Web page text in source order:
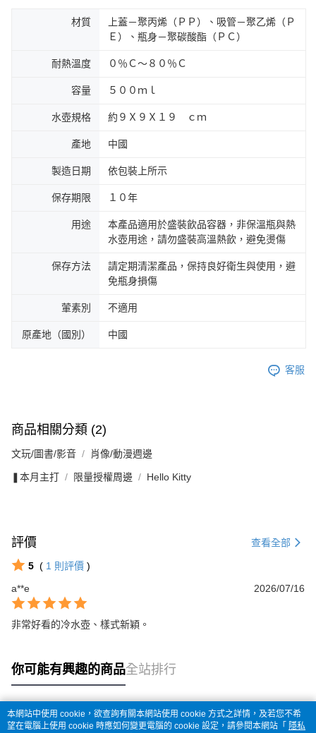
材質
上蓋－聚丙烯（ＰＰ）、吸管－聚乙烯（Ｐ
Ｅ）、瓶身－聚碳酸酯（ＰＣ）
耐熱溫度 ０％Ｃ～８０％Ｃ
容量 ５００ｍｌ
水壺規格 約９Ｘ９Ｘ１９ ｃｍ
產地 中國
製造日期 依包裝上所示
保存期限 １０年
用途
本產品適用於盛裝飲品容器，非保溫瓶與熱
水壺用途，請勿盛裝高溫熱飲，避免燙傷
保存方法
請定期清潔產品，保持良好衛生與使用，避
免瓶身損傷
葷素別 不適用
原產地（國別） 中國
客服
商品相關分類 (2)
文玩/圖書/影音 肖像/動漫週邊
❚本月主打 限量授權周邊 Hello Kitty
評價 查看全部
5 ( 1 則評價 )
a**e
2026/07/16
非常好看的冷水壺、樣式新穎。
你可能有興趣的商品全站排行
熱門標籤
本網站中使用 cookie，欲查詢有關本網站使用 cookie 方式之詳情，及若您不希
望在電腦上使用 cookie 時應如何變更電腦的 cookie 設定，請參閱本網站「 隱私